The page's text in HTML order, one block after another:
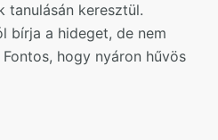
tanulásán keresztül.
bírja a hideget, de nem
hogy nyáron hűvös